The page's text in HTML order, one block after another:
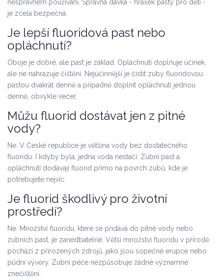
nesprávném používání. Správná dávka - hrášek pasty pro děti -
je zcela bezpečná.
Je lepší fluoridová past nebo
opláchnutí?
Oboje je dobré, ale past je základ. Opláchnutí doplňuje účinek,
ale ne nahrazuje čištění. Nejúčinnější je čistit zuby fluoridovou
pastou dvakrát denně a případně doplnit opláchnutí jednou
denně, obvykle večer.
Můžu fluorid dostávat jen z pitné
vody?
Ne. V České republice je většina vody bez dostatečného
fluoridu. I kdyby byla, jedna voda nestačí. Zubní past a
opláchnutí dodávají fluorid přímo na povrch zubů, kde je
potřebujete nejvíc.
Je fluorid škodlivý pro životní
prostředí?
Ne. Množství fluoridu, které se přidává do pitné vody nebo
zubních past, je zanedbatelné. Větší množství fluoridu v přírodě
pochází z přirozených zdrojů, jako jsou sopečné erupce nebo
půdní vývěry. Zubní péče nezpůsobuje žádné významné
znečištění.